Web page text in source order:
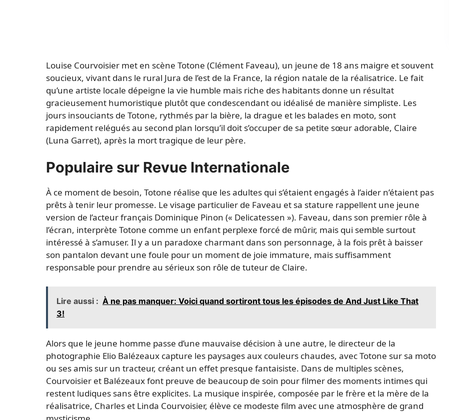
Louise Courvoisier met en scène Totone (Clément Faveau), un jeune de 18 ans maigre et souvent
soucieux, vivant dans le rural Jura de l’est de la France, la région natale de la réalisatrice. Le fait
qu’une artiste locale dépeigne la vie humble mais riche des habitants donne un résultat
gracieusement humoristique plutôt que condescendant ou idéalisé de manière simpliste. Les
jours insouciants de Totone, rythmés par la bière, la drague et les balades en moto, sont
rapidement relégués au second plan lorsqu’il doit s’occuper de sa petite sœur adorable, Claire
(Luna Garret), après la mort tragique de leur père.
Populaire sur Revue Internationale
À ce moment de besoin, Totone réalise que les adultes qui s’étaient engagés à l’aider n’étaient pas
prêts à tenir leur promesse. Le visage particulier de Faveau et sa stature rappellent une jeune
version de l’acteur français Dominique Pinon (« Delicatessen »). Faveau, dans son premier rôle à
l’écran, interprète Totone comme un enfant perplexe forcé de mûrir, mais qui semble surtout
intéressé à s’amuser. Il y a un paradoxe charmant dans son personnage, à la fois prêt à baisser
son pantalon devant une foule pour un moment de joie immature, mais suffisamment
responsable pour prendre au sérieux son rôle de tuteur de Claire.
Lire aussi : À ne pas manquer: Voici quand sortiront tous les épisodes de And Just Like That
3!
Alors que le jeune homme passe d’une mauvaise décision à une autre, le directeur de la
photographie Elio Balézeaux capture les paysages aux couleurs chaudes, avec Totone sur sa moto
ou ses amis sur un tracteur, créant un effet presque fantaisiste. Dans de multiples scènes,
Courvoisier et Balézeaux font preuve de beaucoup de soin pour filmer des moments intimes qui
restent ludiques sans être explicites. La musique inspirée, composée par le frère et la mère de la
réalisatrice, Charles et Linda Courvoisier, élève ce modeste film avec une atmosphère de grand